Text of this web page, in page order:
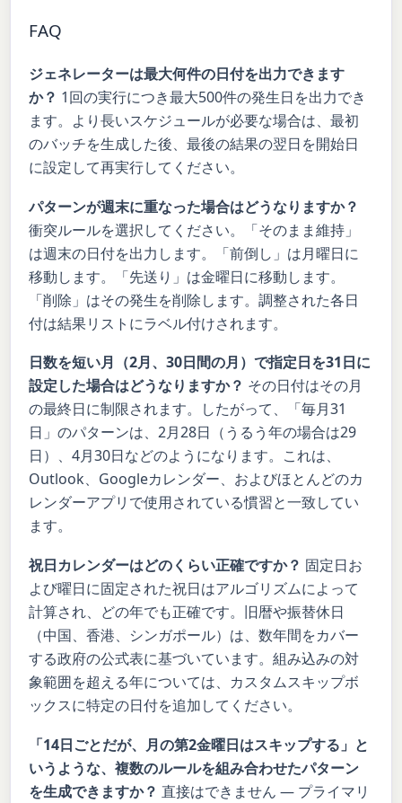
FAQ
ジェネレーターは最大何件の日付を出力できます
か？ 1回の実行につき最大500件の発生日を出力でき
ます。より長いスケジュールが必要な場合は、最初
のバッチを生成した後、最後の結果の翌日を開始日
に設定して再実行してください。
パターンが週末に重なった場合はどうなりますか？
衝突ルールを選択してください。「そのまま維持」
は週末の日付を出力します。「前倒し」は月曜日に
移動します。「先送り」は金曜日に移動します。
「削除」はその発生を削除します。調整された各日
付は結果リストにラベル付けされます。
日数を短い月（2月、30日間の月）で指定日を31日に
設定した場合はどうなりますか？ その日付はその月
の最終日に制限されます。したがって、「毎月31
日」のパターンは、2月28日（うるう年の場合は29
日）、4月30日などのようになります。これは、
Outlook、Googleカレンダー、およびほとんどのカ
レンダーアプリで使用されている慣習と一致してい
ます。
祝日カレンダーはどのくらい正確ですか？ 固定日お
よび曜日に固定された祝日はアルゴリズムによって
計算され、どの年でも正確です。旧暦や振替休日
（中国、香港、シンガポール）は、数年間をカバー
する政府の公式表に基づいています。組み込みの対
象範囲を超える年については、カスタムスキップボ
ックスに特定の日付を追加してください。
「14日ごとだが、月の第2金曜日はスキップする」と
いうような、複数のルールを組み合わせたパターン
を生成できますか？ 直接はできません — プライマリ